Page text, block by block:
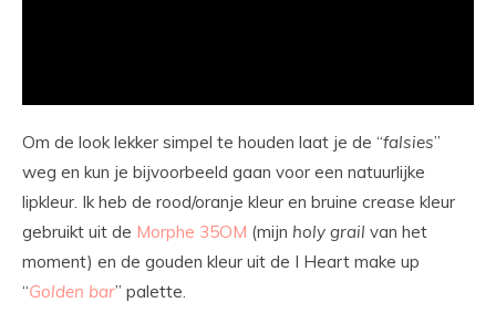
Om de look lekker simpel te houden laat je de “falsies”
weg en kun je bijvoorbeeld gaan voor een natuurlijke
lipkleur. Ik heb de rood/oranje kleur en bruine crease kleur
gebruikt uit de Morphe 35OM (mijn holy grail van het
moment) en de gouden kleur uit de I Heart make up
“Golden bar” palette.